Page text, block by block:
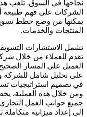
نجاحها في السوق. تلعب
الشركات على فهم طبيعة
يمكنها من وضع خطط
المنتجات والخدمات.
تشمل الاستشارات
تقدم للعملاء من خلال
العميل على المسار
على تحليل شامل للشركة
في تصميم استراتيجيات
ومن خلال هذه العملية،
جميع جوانب العمل
إلى إعداد ميزانية